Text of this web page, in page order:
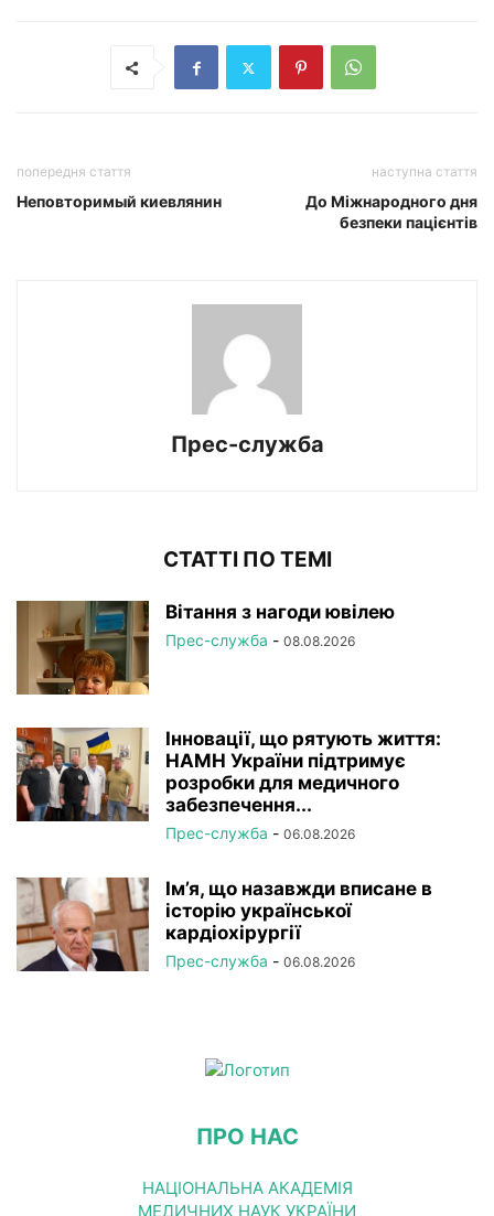
попередня стаття
Неповторимый киевлянин
наступна стаття
До Міжнародного дня
безпеки пацієнтів
Прес-служба
СТАТТІ ПО ТЕМІ
Вітання з нагоди ювілею
Прес-служба - 08.08.2026
Інновації, що рятують життя:
НАМН України підтримує
розробки для медичного
забезпечення...
Прес-служба - 06.08.2026
Ім’я, що назавжди вписане в
історію української
кардіохірургії
Прес-служба - 06.08.2026
ПРО НАС
НАЦІОНАЛЬНА АКАДЕМІЯ
МЕДИЧНИХ НАУК УКРАЇНИ